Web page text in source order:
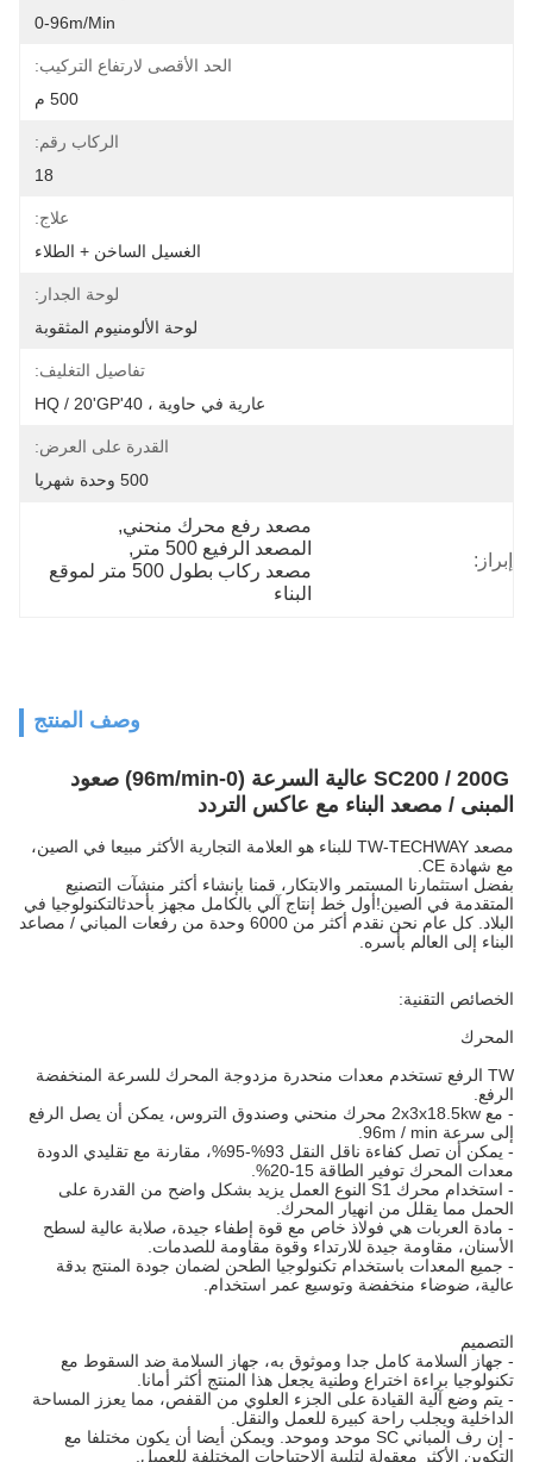
0-96m/min
الحد الأقصى لارتفاع التركيب:
500 م
الركاب رقم:
18
علاج:
الغسيل الساخن + الطلاء
لوحة الجدار:
لوحة الألومنيوم المثقوبة
تفاصيل التغليف:
عارية في حاوية ، 40'HQ / 20'GP
القدرة على العرض:
500 وحدة شهريا
إبراز:
مصعد رفع محرك منحني ,
المصعد الرفيع 500 متر
,
مصعد ركاب بطول 500 متر لموقع
البناء
وصف المنتج
SC200 / 200G عالية السرعة (0-96m/min) صعود
المبنى / مصعد البناء مع عاكس التردد
مصعد TW-TECHWAY للبناء هو العلامة التجارية الأكثر مبيعا في الصين،
مع شهادة CE.
بفضل استثمارنا المستمر والابتكار، قمنا بإنشاء أكثر منشآت التصنيع
المتقدمة في الصين!أول خط إنتاج آلي بالكامل مجهز بأحدثالتكنولوجيا في
البلاد. كل عام نحن نقدم أكثر من 6000 وحدة من رفعات المباني / مصاعد
البناء إلى العالم بأسره.
الخصائص التقنية:
المحرك
TW الرفع تستخدم معدات منحدرة مزدوجة المحرك للسرعة المنخفضة
الرفع.
- مع 2x3x18.5kw محرك منحني وصندوق التروس، يمكن أن يصل الرفع
إلى سرعة 96m / min.
- يمكن أن تصل كفاءة ناقل النقل 93%-95%، مقارنة مع تقليدي الدودة
معدات المحرك توفير الطاقة 15-20%.
- استخدام محرك S1 النوع العمل يزيد بشكل واضح من القدرة على
الحمل مما يقلل من انهيار المحرك.
- مادة العربات هي فولاذ خاص مع قوة إطفاء جيدة، صلابة عالية لسطح
الأسنان، مقاومة جيدة للارتداء وقوة مقاومة للصدمات.
- جميع المعدات باستخدام تكنولوجيا الطحن لضمان جودة المنتج بدقة
عالية، ضوضاء منخفضة وتوسيع عمر استخدام.
التصميم
- جهاز السلامة كامل جدا وموثوق به، جهاز السلامة ضد السقوط مع
تكنولوجيا براءة اختراع وطنية يجعل هذا المنتج أكثر أمانا.
- يتم وضع آلية القيادة على الجزء العلوي من القفص، مما يعزز المساحة
الداخلية ويجلب راحة كبيرة للعمل والنقل.
- إن رف المباني SC موحد وموحد. ويمكن أيضا أن يكون مختلفا مع
التكوين الأكثر معقولة لتلبية الاحتياجات المختلفة للعميل.